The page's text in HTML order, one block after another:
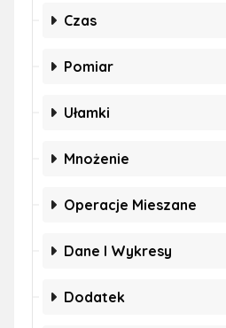
Czas
Pomiar
Ułamki
Mnożenie
Operacje Mieszane
Dane I Wykresy
Dodatek